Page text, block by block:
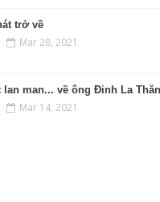
trở về
Mar 28, 2021
lan man... về ông Đinh La
Mar 14, 2021